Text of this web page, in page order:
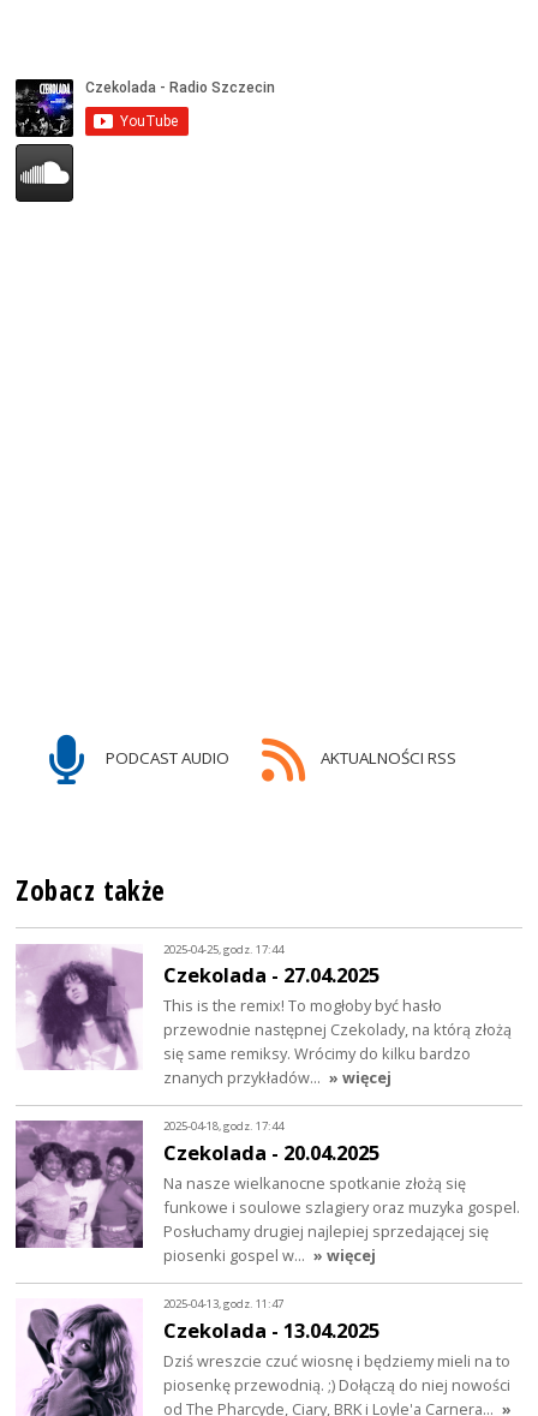
PODCAST AUDIO AKTUALNOŚCI RSS
Zobacz także
2025-04-25, godz. 17:44
Czekolada - 27.04.2025
This is the remix! To mogłoby być hasło
przewodnie następnej Czekolady, na którą złożą
się same remiksy. Wrócimy do kilku bardzo
znanych przykładów… » więcej
2025-04-18, godz. 17:44
Czekolada - 20.04.2025
Na nasze wielkanocne spotkanie złożą się
funkowe i soulowe szlagiery oraz muzyka gospel.
Posłuchamy drugiej najlepiej sprzedającej się
piosenki gospel w… » więcej
2025-04-13, godz. 11:47
Czekolada - 13.04.2025
Dziś wreszcie czuć wiosnę i będziemy mieli na to
piosenkę przewodnią. ;) Dołączą do niej nowości
od The Pharcyde, Ciary, BRK i Loyle'a Carnera… »